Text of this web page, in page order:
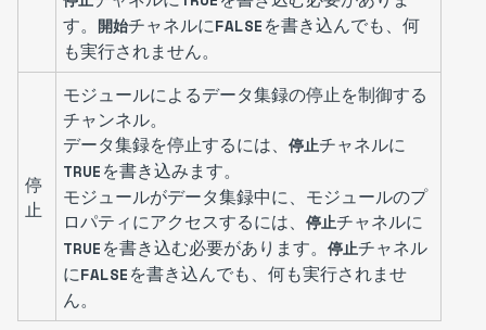
す。 開始チャネルにFALSEを書き込んでも、何
も実行されません。
停
止
モジュールによるデータ集録の停止を制御する
チャンネル。
データ集録を停止するには、 停止チャネルに
TRUEを書き込みます。
モジュールがデータ集録中に、モジュールのプ
ロパティにアクセスするには、 停止チャネルに
TRUEを書き込む必要があります。 停止チャネル
にFALSEを書き込んでも、何も実行されませ
ん。